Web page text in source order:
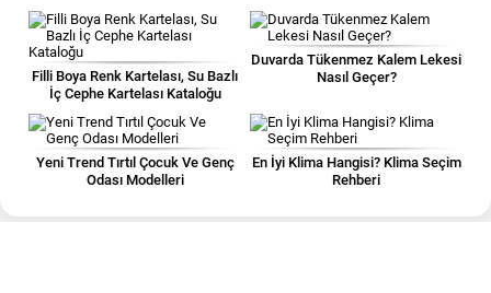
Filli Boya Renk Kartelası, Su Bazlı
İç Cephe Kartelası Kataloğu
Duvarda Tükenmez Kalem Lekesi
Nasıl Geçer?
Yeni Trend Tırtıl Çocuk Ve Genç
Odası Modelleri
En İyi Klima Hangisi? Klima Seçim
Rehberi